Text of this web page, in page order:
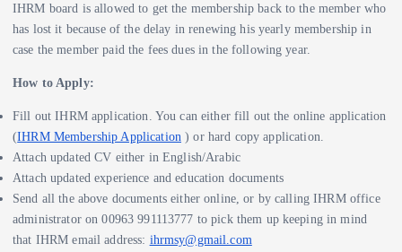
IHRM board is allowed to get the membership back to the member who
has lost it because of the delay in renewing his yearly membership in
case the member paid the fees dues in the following year.
How to Apply:
Fill out IHRM application. You can either fill out the online application
(IHRM Membership Application ) or hard copy application.
Attach updated CV either in English/Arabic
Attach updated experience and education documents
Send all the above documents either online, or by calling IHRM office
administrator on 00963 991113777 to pick them up keeping in mind
that IHRM email address: ihrmsy@gmail.com